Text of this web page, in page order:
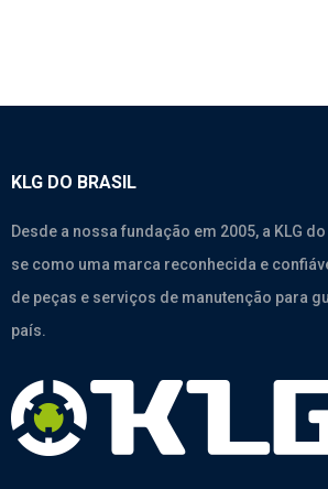
KLG DO BRASIL
Desde a nossa fundação em 2005, a KLG
se como uma marca reconhecida e
de peças e serviços de manutenção para
país.